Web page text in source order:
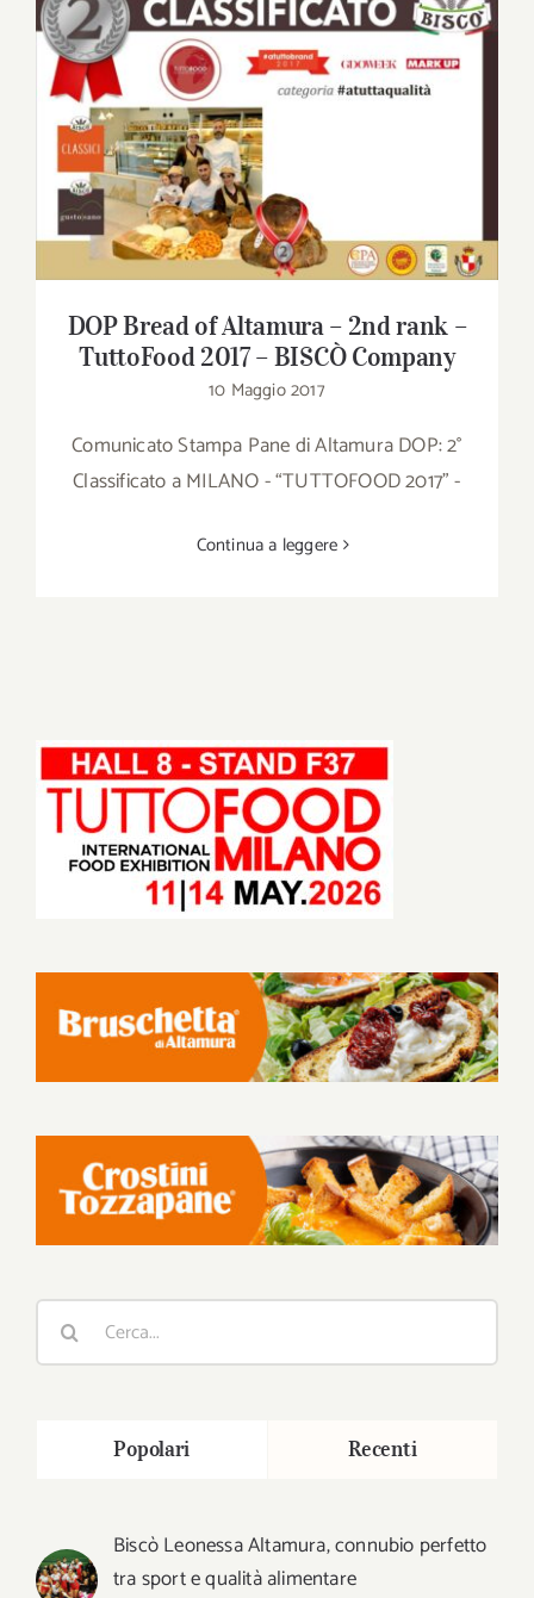
Download
Contatti
SHOP
Cerca
per:
DOP Bread of Altamura – 2nd rank –
TuttoFood 2017 – BISCÒ Company
DOP Bread of Altamura – 2nd rank –
TuttoFood 2017 – BISCÒ Company
10 Maggio 2017
Comunicato Stampa Pane di Altamura DOP: 2°
Classificato a MILANO - “TUTTOFOOD 2017” -
Continua a leggere
Cerca
Popolari Recenti
Biscò Leonessa Altamura, connubio perfetto
tra sport e qualità alimentare